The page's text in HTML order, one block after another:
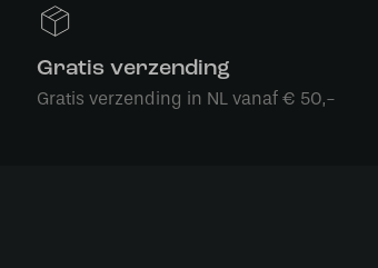
Gratis verzending
Gratis verzending in NL vanaf € 50,-